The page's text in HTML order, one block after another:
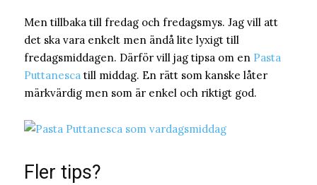
Men tillbaka till fredag och fredagsmys. Jag vill att
det ska vara enkelt men ändå lite lyxigt till
fredagsmiddagen. Därför vill jag tipsa om en Pasta
Puttanesca till middag. En rätt som kanske låter
märkvärdig men som är enkel och riktigt god.
Fler tips?